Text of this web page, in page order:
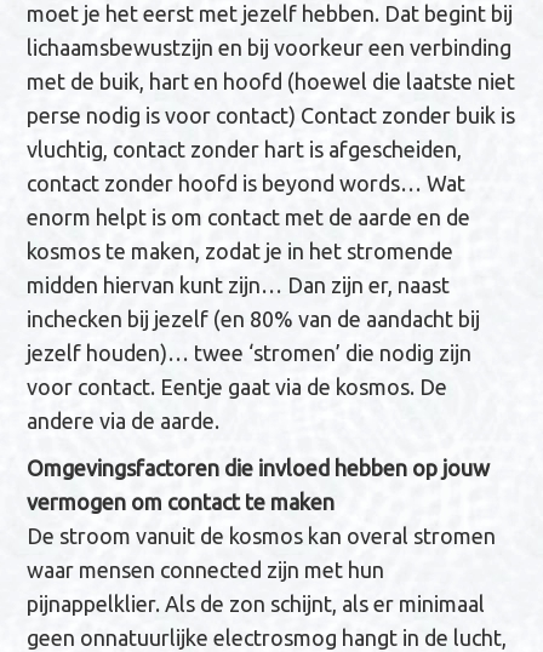
moet je het eerst met jezelf hebben. Dat begint bij
lichaamsbewustzijn en bij voorkeur een verbinding
met de buik, hart en hoofd (hoewel die laatste niet
perse nodig is voor contact) Contact zonder buik is
vluchtig, contact zonder hart is afgescheiden,
contact zonder hoofd is beyond words… Wat
enorm helpt is om contact met de aarde en de
kosmos te maken, zodat je in het stromende
midden hiervan kunt zijn… Dan zijn er, naast
inchecken bij jezelf (en 80% van de aandacht bij
jezelf houden)… twee ‘stromen’ die nodig zijn
voor contact. Eentje gaat via de kosmos. De
andere via de aarde.
Omgevingsfactoren die invloed hebben op jouw
vermogen om contact te maken
De stroom vanuit de kosmos kan overal stromen
waar mensen connected zijn met hun
pijnappelklier. Als de zon schijnt, als er minimaal
geen onnatuurlijke electrosmog hangt in de lucht,